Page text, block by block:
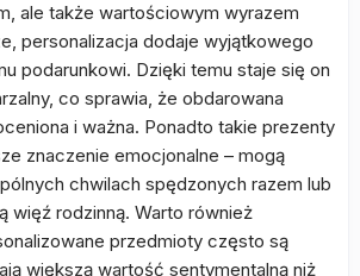
ale także wartościowym wyrazem
personalizacja dodaje wyjątkowego
podarunkowi. Dzięki temu staje się on
co sprawia, że obdarowana
i ważna. Ponadto takie prezenty
znaczenie emocjonalne – mogą
chwilach spędzonych razem lub
więź rodzinną. Warto również
przedmioty często są
większą wartość sentymentalną niż